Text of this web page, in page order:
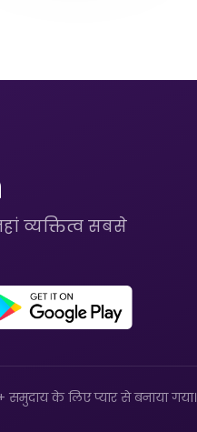
व्यक्तित्व सबसे
समुदाय के लिए प्यार से बनाया गया।